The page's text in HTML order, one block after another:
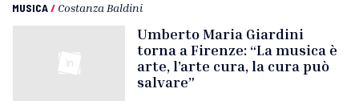
MUSICA/ Costanza Baldini
Umberto Maria Giardini
torna a Firenze: “La musica è
arte, l’arte cura, la cura può
salvare”